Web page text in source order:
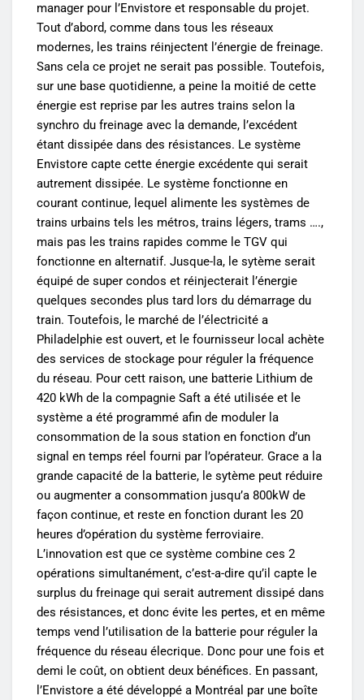
manager pour l’Envistore et responsable du projet.
Tout d’abord, comme dans tous les réseaux
modernes, les trains réinjectent l’énergie de freinage.
Sans cela ce projet ne serait pas possible. Toutefois,
sur une base quotidienne, a peine la moitié de cette
énergie est reprise par les autres trains selon la
synchro du freinage avec la demande, l’excédent
étant dissipée dans des résistances. Le système
Envistore capte cette énergie excédente qui serait
autrement dissipée. Le système fonctionne en
courant continue, lequel alimente les systèmes de
trains urbains tels les métros, trains légers, trams ….,
mais pas les trains rapides comme le TGV qui
fonctionne en alternatif. Jusque-la, le sytème serait
équipé de super condos et réinjecterait l’énergie
quelques secondes plus tard lors du démarrage du
train. Toutefois, le marché de l’électricité a
Philadelphie est ouvert, et le fournisseur local achète
des services de stockage pour réguler la fréquence
du réseau. Pour cett raison, une batterie Lithium de
420 kWh de la compagnie Saft a été utilisée et le
système a été programmé afin de moduler la
consommation de la sous station en fonction d’un
signal en temps réel fourni par l’opérateur. Grace a la
grande capacité de la batterie, le sytème peut réduire
ou augmenter a consommation jusqu’a 800kW de
façon continue, et reste en fonction durant les 20
heures d’opération du système ferroviaire.
L’innovation est que ce système combine ces 2
opérations simultanément, c’est-a-dire qu’il capte le
surplus du freinage qui serait autrement dissipé dans
des résistances, et donc évite les pertes, et en même
temps vend l’utilisation de la batterie pour réguler la
fréquence du réseau élecrique. Donc pour une fois et
demi le coût, on obtient deux bénéfices. En passant,
l’Envistore a été développé a Montréal par une boîte